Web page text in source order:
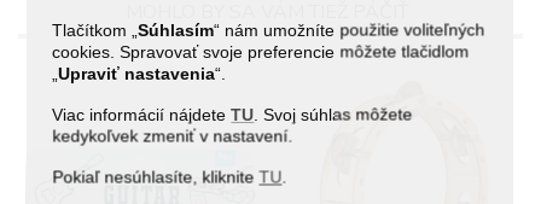
Tlačítkom „Súhlasím“ nám umožníte použitie voliteľných
cookies. Spravovať svoje preferencie môžete tlačidlom
„Upraviť nastavenia“.
Viac informácií nájdete TU . Svoj súhlas môžete
kedykoľvek zmeniť v nastavení.
Pokiaľ nesúhlasíte, klikniteTU.